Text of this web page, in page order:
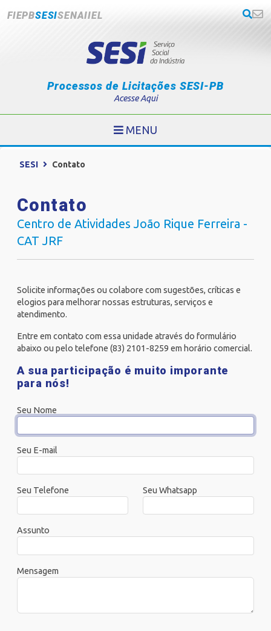
FIEPBSESISENAIIEL
Processos de Licitações SESI-PB
Acesse Aqui
MENU
SESI Contato
Contato
Centro de Atividades João Rique Ferreira -
CAT JRF
Solicite informações ou colabore com sugestões, críticas e
elogios para melhorar nossas estruturas, serviços e
atendimento.
Entre em contato com essa unidade através do formulário
abaixo ou pelo telefone (83) 2101-8259 em horário comercial.
A sua participação é muito imporante
para nós!
Seu Nome
Seu E-mail
Seu Telefone Seu Whatsapp
Assunto
Mensagem